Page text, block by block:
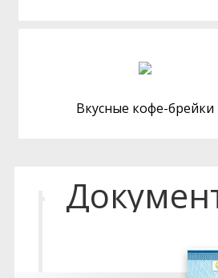
Вкусные кофе-брейки